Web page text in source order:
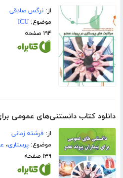
از:نرگس صادقی
موضوع:ICU
۱۹۴ صفحه
دانلود کتاب دانستنی‌های عمومی
از:فرشته زمانی
موضوع:پرستاری،
۱۳۹ صفحه